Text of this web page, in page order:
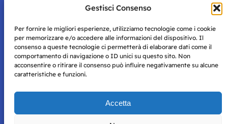
Gestisci Consenso
Per fornire le migliori esperienze, utilizziamo tecnologie come i cookie
per memorizzare e/o accedere alle informazioni del dispositivo. Il
consenso a queste tecnologie ci permetterà di elaborare dati come il
comportamento di navigazione o ID unici su questo sito. Non
acconsentire o ritirare il consenso può influire negativamente su alcune
caratteristiche e funzioni.
Accetta
Storie di Napoli è una testata registrata presso il tribunale di